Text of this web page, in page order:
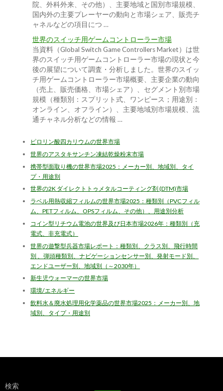
院、外科外来、その他）、主要地域と国別市場規模、
国内外の主要プレーヤーの動向と市場シェア、販売チ
ャネルなどの項目につ …
世界のスイッチ用ゲームコントローラー市場
当資料（Global Switch Game Controllers Market）は世
界のスイッチ用ゲームコントローラー市場の現状と今
後の展望について調査・分析しました。世界のスイッ
チ用ゲームコントローラー市場概要、主要企業の動向
（売上、販売価格、市場シェア）、セグメント別市場
規模（種類別：スプリット式、ワンピース；用途別：
オンライン、オフライン）、主要地域別市場規模、流
通チャネル分析などの情報 …
ピロリン酸四カリウムの世界市場
世界のアスタキサンチン凍結乾燥粉末市場
携帯型面取り機の世界市場2025：メーカー別、地域別、タイ
プ・用途別
世界の2K ダイレクトトゥメタルコーティング剤 (DTM)市場
ラベル用熱収縮フィルムの世界市場2025：種類別（PVCフィル
ム、PETフィルム、OPSフィルム、その他）、用途別分析
コイン型リチウム電池の世界及び日本市場2026年：種類別（充
電式、非充電式）
世界の遊撃型兵器市場レポート：種類別、クラス別、飛行時間
別 、弾頭種類別、ナビゲーションセンサー別、発射モード別、
エンドユーザー別、地域別（～2030年）
新生児ウォーマーの世界市場
環境/エネルギー
飲料水＆廃水処理用化学薬品の世界市場2025：メーカー別、地
域別、タイプ・用途別
検索